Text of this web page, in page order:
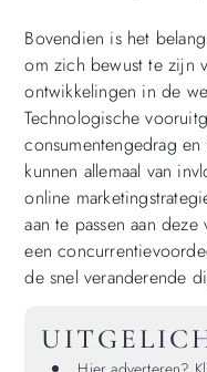
Bovendien is het
om zich bewust te zijn
ontwikkelingen in de
Technologische
consumentengedrag
kunnen allemaal van
online
aan te passen aan
een
de snel veranderende